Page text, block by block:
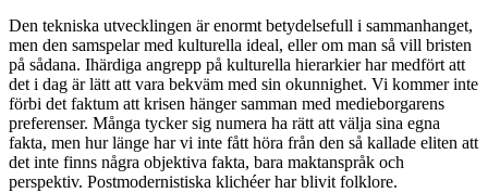
Den tekniska utvecklingen är enormt betydelsefull i sammanhanget,
men den samspelar med kulturella ideal, eller om man så vill bristen
på sådana. Ihärdiga angrepp på kulturella hierarkier har medfört att
det i dag är lätt att vara bekväm med sin okunnighet. Vi kommer inte
förbi det faktum att krisen hänger samman med medieborgarens
preferenser. Många tycker sig numera ha rätt att välja sina egna
fakta, men hur länge har vi inte fått höra från den så kallade eliten att
det inte finns några objektiva fakta, bara maktanspråk och
perspektiv. Postmodernistiska klichéer har blivit folklore.